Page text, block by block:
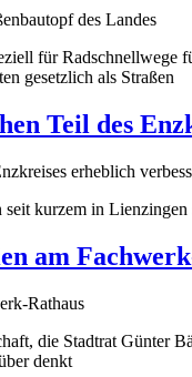
für Radschnellwege
gesetzlich als Straßen
Teil des
seit kurzem in
am
die Stadtrat Günter
denkt